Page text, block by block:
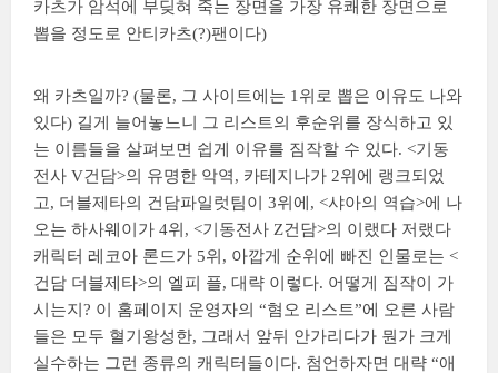
카츠가 암석에 부딪혀 죽는 장면을 가장 유쾌한 장면으로
뽑을 정도로 안티카츠(?)팬이다)
왜 카츠일까? (물론, 그 사이트에는 1위로 뽑은 이유도 나와
있다) 길게 늘어놓느니 그 리스트의 후순위를 장식하고 있
는 이름들을 살펴보면 쉽게 이유를 짐작할 수 있다. <기동
전사 V건담>의 유명한 악역, 카테지나가 2위에 랭크되었
고, 더블제타의 건담파일럿팀이 3위에, <샤아의 역습>에 나
오는 하사웨이가 4위, <기동전사 Z건담>의 이랬다 저랬다
캐릭터 레코아 론드가 5위, 아깝게 순위에 빠진 인물로는 <
건담 더블제타>의 엘피 플, 대략 이렇다. 어떻게 짐작이 가
시는지? 이 홈페이지 운영자의 “혐오 리스트”에 오른 사람
들은 모두 혈기왕성한, 그래서 앞뒤 안가리다가 뭔가 크게
실수하는 그런 종류의 캐릭터들이다. 첨언하자면 대략 “애